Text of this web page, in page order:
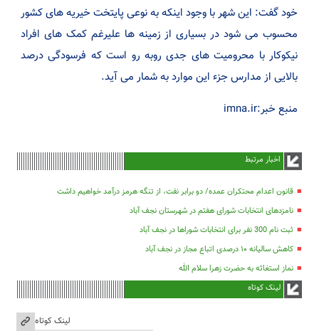
خود گفت: این شهر با وجود اینکه به نوعی پایتخت خیریه های کشور
محسوب می شود در بسیاری از زمینه ها علیرغم کمک های افراد
نیکوکار با محرومیت های جدی روبه رو است که فرسودگی درصد
بالایی از مدارس جزء این موارد به شمار می آید.
منبع خبر:imna.ir
اخبار مرتبط
قانون اعدام محتکران عمده/ دو برابر نفت، از تنگه هرمز درآمد خواهیم داشت
نامزدهای انتخابات شورای هفتم در شهرستان نجف آباد
ثبت نام 300 نفر برای انتخابات شوراها در نجف آباد
کاهش سالیانه ۱۰ درصدی اتباع مجاز در نجف آباد
نماز استغاثه به حضرت زهرا سلام الله
لینک کوتاه
لینک کوتاه